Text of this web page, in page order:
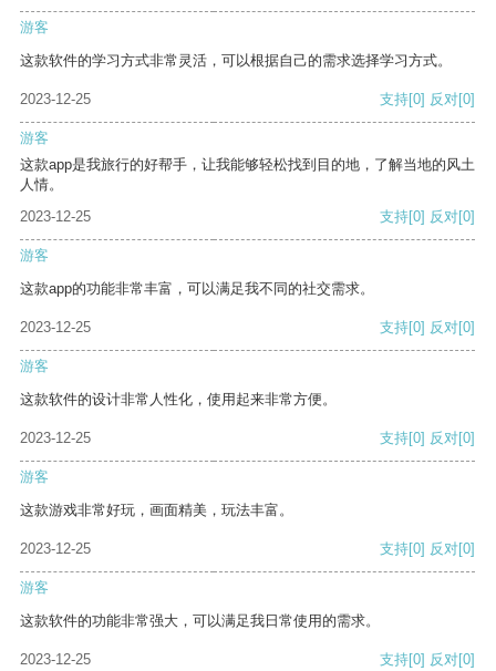
游客
这款软件的学习方式非常灵活，可以根据自己的需求选择学习方式。
2023-12-25 支持[0] 反对[0]
游客
这款app是我旅行的好帮手，让我能够轻松找到目的地，了解当地的风土
人情。
2023-12-25
支持[0] 反对[0]
游客
这款app的功能非常丰富，可以满足我不同的社交需求。
2023-12-25 支持[0] 反对[0]
游客
这款软件的设计非常人性化，使用起来非常方便。
2023-12-25 支持[0] 反对[0]
游客
这款游戏非常好玩，画面精美，玩法丰富。
2023-12-25 支持[0] 反对[0]
游客
这款软件的功能非常强大，可以满足我日常使用的需求。
2023-12-25 支持[0] 反对[0]